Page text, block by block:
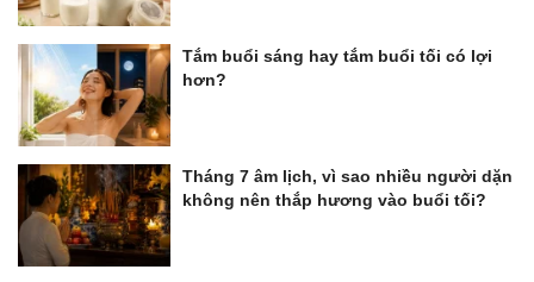
Tắm buổi sáng hay tắm buổi tối có lợi
hơn?
Tháng 7 âm lịch, vì sao nhiều người dặn
không nên thắp hương vào buổi tối?